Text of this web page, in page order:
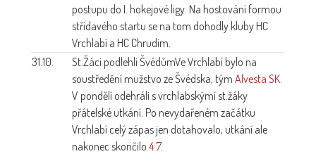
postupu do I. hokejové ligy. Na hostování formou
střídavého startu se na tom dohodly kluby HC
Vrchlabí a HC Chrudim.
31.10.
St.Žáci podlehli ŠvédůmVe Vrchlabí bylo na
soustředění mužstvo ze Švédska, tým Alvesta SK
V pondělí odehráli s vrchlabskýmí st.žáky
přátelské utkání. Po nevydařeném začátku
Vrchlabí celý zápas jen dotahovalo, utkání ale
nakonec skončilo 4:7.